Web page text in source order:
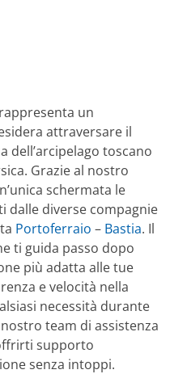
rappresenta un
attraversare il
dell’arcipelago toscano
Grazie al nostro
schermata le
dalle diverse compagnie
Portoferraio – Bastia. Il
ti guida passo dopo
più adatta alle tue
e velocità nella
necessità durante
team di assistenza
supporto
senza intoppi.